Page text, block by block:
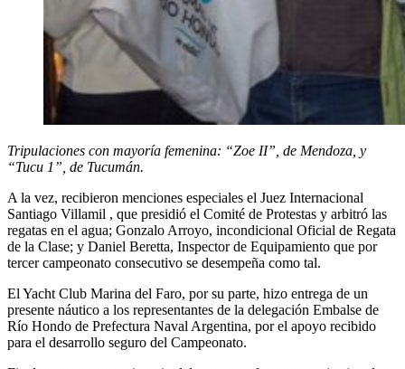
Tripulaciones con mayoría femenina: “Zoe II”, de Mendoza, y
“Tucu 1”, de Tucumán.
A la vez, recibieron menciones especiales el Juez Internacional
Santiago Villamil , que presidió el Comité de Protestas y arbitró las
regatas en el agua; Gonzalo Arroyo, incondicional Oficial de Regata
de la Clase; y Daniel Beretta, Inspector de Equipamiento que por
tercer campeonato consecutivo se desempeña como tal.
El Yacht Club Marina del Faro, por su parte, hizo entrega de un
presente náutico a los representantes de la delegación Embalse de
Río Hondo de Prefectura Naval Argentina, por el apoyo recibido
para el desarrollo seguro del Campeonato.